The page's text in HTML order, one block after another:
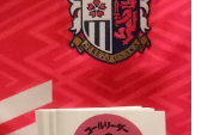
いるとは想像していな
行けるかというと厳し
トに向かう方々はい
このようにして続いて